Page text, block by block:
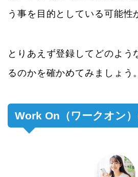
う事を目的としている可能性
とりあえず登録してどのよう
るのかを確かめてみましょう。
Work On（ワークオン